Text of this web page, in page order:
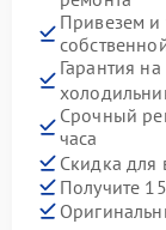
Привезем и
Гарантия
Срочный
часа
Скидка для
Получите